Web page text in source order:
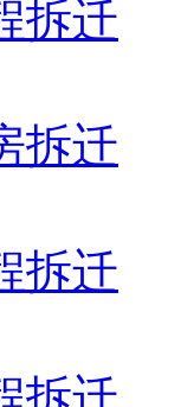
拆迁
拆迁
拆迁
拆迁